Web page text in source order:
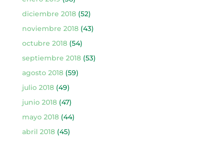
diciembre 2018(52)
noviembre 2018(43)
octubre 2018(54)
septiembre 2018(53)
agosto 2018(59)
julio 2018(49)
junio 2018(47)
mayo 2018(44)
abril 2018(45)